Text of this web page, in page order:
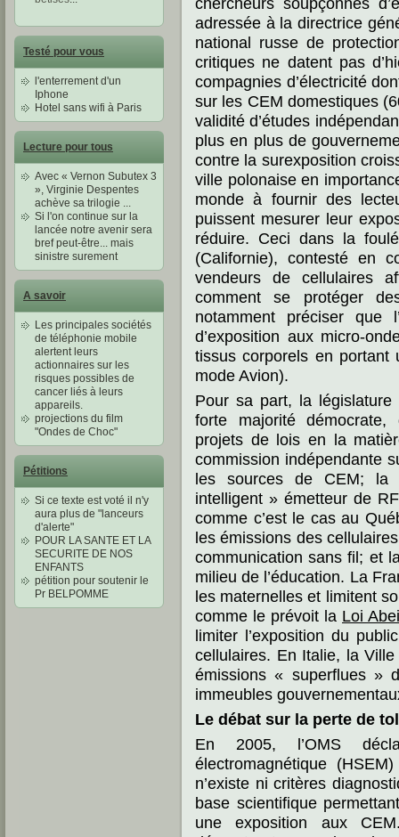
Testé pour vous
l'enterrement d'un
Iphone
Hotel sans wifi à Paris
Lecture pour tous
Avec « Vernon Subutex 3
», Virginie Despentes
achève sa trilogie ...
Si l'on continue sur la
lancée notre avenir sera
bref peut-être... mais
sinistre surement
A savoir
Les principales sociétés
de téléphonie mobile
alertent leurs
actionnaires sur les
risques possibles de
cancer liés à leurs
appareils.
projections du film
"Ondes de Choc"
Pétitions
Si ce texte est voté il n'y
aura plus de "lanceurs
d'alerte"
POUR LA SANTE ET LA
SECURITE DE NOS
ENFANTS
pétition pour soutenir le
Pr BELPOMME
adressée à la directrice
national russe de
critiques ne datent pas
compagnies d’électricité
sur les CEM domestiques
validité d’études
plus en plus de
contre la surexposition
ville polonaise en
monde à fournir des
puissent mesurer leur
réduire. Ceci dans la
(Californie), contesté en
vendeurs de cellulaires
comment se protéger
notamment préciser que
d’exposition aux micro-
tissus corporels en
mode Avion).
Pour sa part, la législature
forte majorité
projets de lois en la
commission indépendante
les sources de CEM; la
intelligent » émetteur de
comme c’est le cas au
les émissions des
communication sans fil; et
milieu de l’éducation. La
les maternelles et limitent
comme le prévoit la Loi
limiter l’exposition du
cellulaires. En Italie, la
émissions « superflues »
immeubles
Le débat sur la perte de
En 2005, l’OMS
électromagnétique
n’existe ni critères
base scientifique
une exposition aux